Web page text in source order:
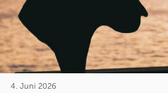
4. Juni 2026